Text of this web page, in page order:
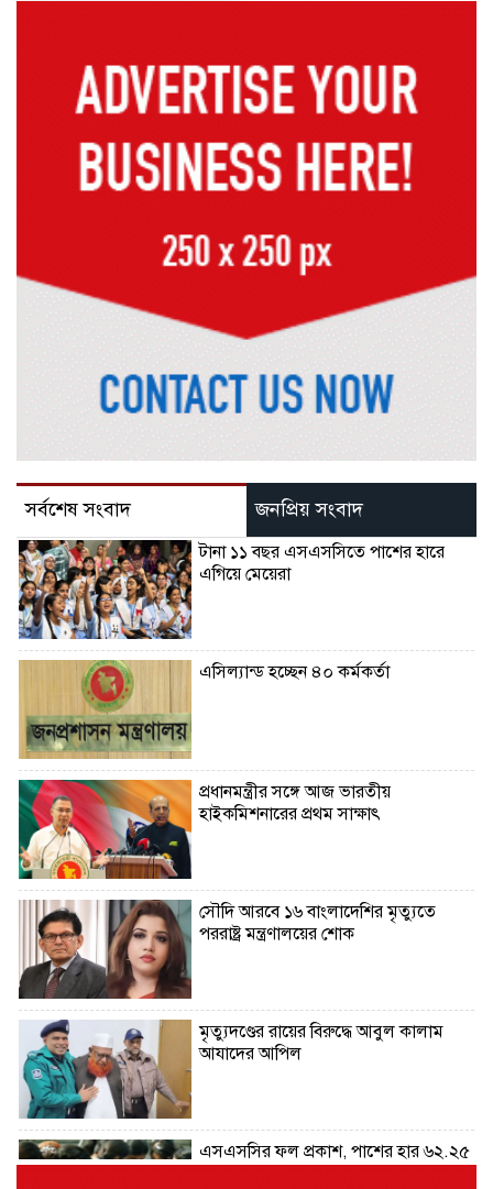
সর্বশেষ সংবাদ জনপ্রিয় সংবাদ
টানা ১১ বছর এসএসসিতে পাশের হারে
এগিয়ে মেয়েরা
এসিল্যান্ড হচ্ছেন ৪০ কর্মকর্তা
প্রধানমন্ত্রীর সঙ্গে আজ ভারতীয়
হাইকমিশনারের প্রথম সাক্ষাৎ
সৌদি আরবে ১৬ বাংলাদেশির মৃত্যুতে
পররাষ্ট্র মন্ত্রণালয়ের শোক
মৃত্যুদণ্ডের রায়ের বিরুদ্ধে আবুল কালাম
আযাদের আপিল
এসএসসির ফল প্রকাশ, পাশের হার ৬২.২৫